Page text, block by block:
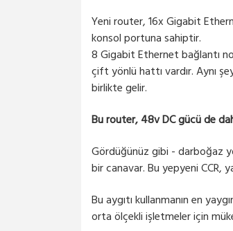
Yeni router, 16x Gigabit
konsol portuna sahiptir.
8 Gigabit Ethernet bağlantı
çift yönlü hattı vardır. Aynı
birlikte gelir.
Bu router, 48v DC gücü de
Gördüğünüz gibi - darboğaz
bir canavar. Bu yepyeni CCR,
Bu aygıtı kullanmanın en
orta ölçekli işletmeler için